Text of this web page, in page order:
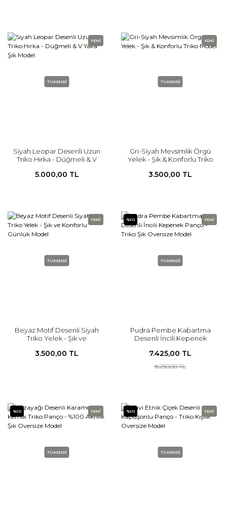
YENİ
TÜKENDİ
Siyah Leopar Desenli Uzun
Triko Hırka - Düğmeli & V
5.000,00 TL
YENİ
TÜKENDİ
Gri-Siyah Mevsimlik Örgü
Yelek - Şık & Konforlu Triko
3.500,00 TL
YENİ
TÜKENDİ
Beyaz Motif Desenli Siyah
Triko Yelek - Şık ve
3.500,00 TL
%10 YENİ
TÜKENDİ
Pudra Pembe Kabartma
Desenli İncili Kepenek
Model
7.425,00 TL
8.250,00 TL
%10 YENİ
TÜKENDİ
%10 YENİ
TÜKENDİ